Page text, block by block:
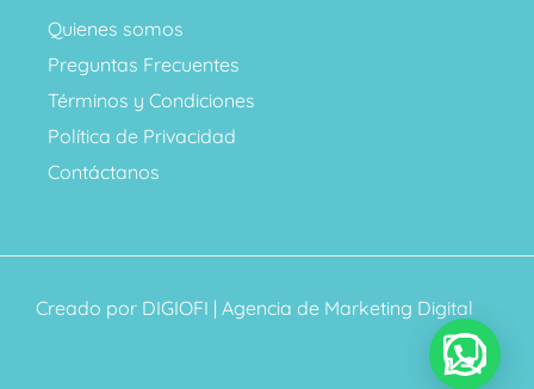
Quienes somos
Preguntas Frecuentes
Términos y Condiciones
Política de Privacidad
Contáctanos
Creado por DIGIOFI | Agencia de Marketing Digital